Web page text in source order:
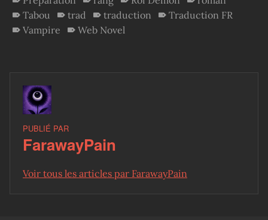
Tabou
trad traduction
Traduction FR
Vampire
Web Novel
PUBLIÉ PAR
FarawayPain
Voir tous les articles par FarawayPain